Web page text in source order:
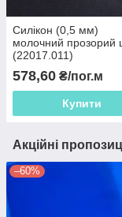
Силікон (0,5 мм)
молочний прозорий
(22017.011)
578,60 ₴/пог.м
Купити
Акційні
–60%